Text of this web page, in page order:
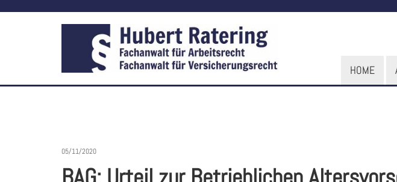
HOME
05/11/2020